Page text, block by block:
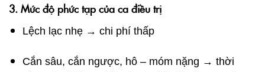
3. Mức độ phức tạp của ca điều trị
Lệch lạc nhẹ → chi phí thấp
Cắn sâu, cắn ngược, hô – móm nặng → thời